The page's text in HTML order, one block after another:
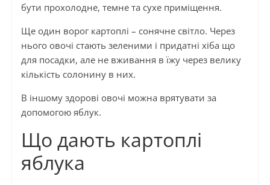
бути прохолодне, темне та сухе приміщення.
Ще один ворог картоплі – сонячне світло. Через
нього овочі стають зеленими і придатні хіба що
для посадки, але не вживання в їжу через велику
кількість солонину в них.
В іншому здорові овочі можна врятувати за
допомогою яблук.
Що дають картоплі
яблука